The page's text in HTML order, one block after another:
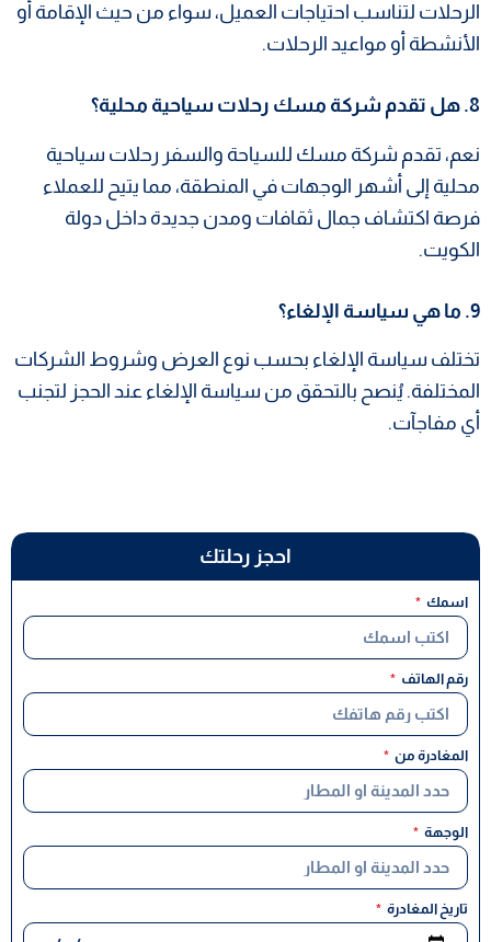
احجز رحلتك
اسمك
رقم الهاتف
المغادرة من
الوجهة
تاريخ المغادرة
الرحلات لتناسب احتياجات العميل، سواء من حيث الإقامة أو
الأنشطة أو مواعيد الرحلات.
8. هل تقدم شركة مسك رحلات سياحية محلية؟
نعم، تقدم شركة مسك للسياحة والسفر رحلات سياحية
محلية إلى أشهر الوجهات في المنطقة، مما يتيح للعملاء
فرصة اكتشاف جمال ثقافات ومدن جديدة داخل دولة
الكويت.
9. ما هي سياسة الإلغاء؟
تختلف سياسة الإلغاء بحسب نوع العرض وشروط الشركات
المختلفة. يُنصح بالتحقق من سياسة الإلغاء عند الحجز لتجنب
أي مفاجآت.